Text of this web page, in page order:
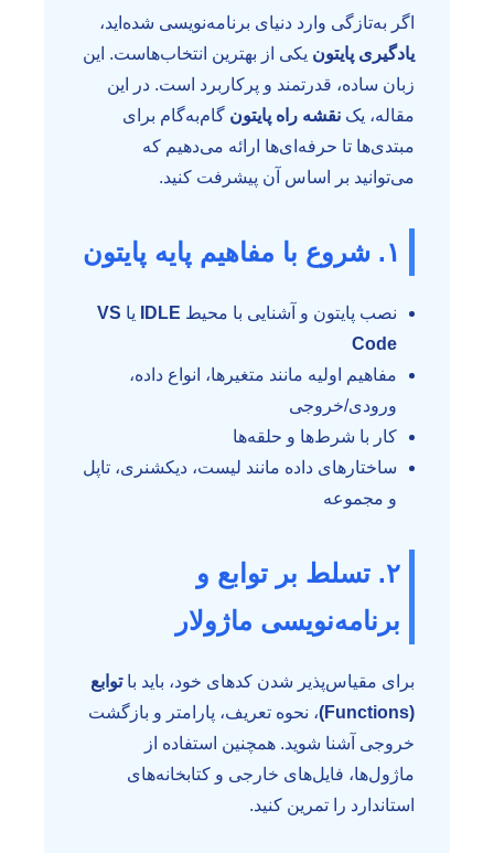
اگر به‌تازگی وارد دنیای برنامه‌نویسی شده‌اید،
یادگیری پایتون یکی از بهترین انتخاب‌هاست. این
زبان ساده، قدرتمند و پرکاربرد است. در این
مقاله، یک نقشه راه پایتون گام‌به‌گام برای
مبتدی‌ها تا حرفه‌ای‌ها ارائه می‌دهیم که
می‌توانید بر اساس آن پیشرفت کنید.
۱. شروع با مفاهیم پایه پایتون
نصب پایتون و آشنایی با محیط IDLE یا VS
Code
مفاهیم اولیه مانند متغیرها، انواع داده،
ورودی/خروجی
کار با شرط‌ها و حلقه‌ها
ساختارهای داده مانند لیست، دیکشنری، تاپل
و مجموعه
۲. تسلط بر توابع و
برنامه‌نویسی ماژولار
برای مقیاس‌پذیر شدن کدهای خود، باید باتوابع
(Functions)
، نحوه تعریف، پارامتر و بازگشت
خروجی آشنا شوید. همچنین استفاده از
ماژول‌ها، فایل‌های خارجی و کتابخانه‌های
استاندارد را تمرین کنید.